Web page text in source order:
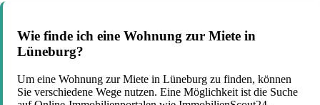
Wie finde ich eine Wohnung zur Miete in
Lüneburg?
Um eine Wohnung zur Miete in Lüneburg zu finden, können
Sie verschiedene Wege nutzen. Eine Möglichkeit ist die Suche